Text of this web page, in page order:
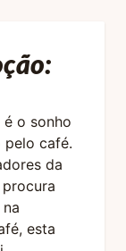
o sonho
pelo café.
da
esta